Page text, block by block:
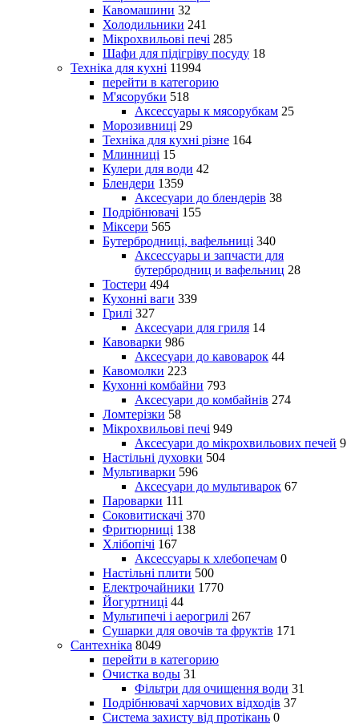
Кавомашини 32
Холодильники 241
Мікрохвильові печі 285
Шафи для підігріву посуду 18
Техніка для кухні 11994
перейти в категорию
М'ясорубки 518
Аксессуары к мясорубкам 25
Морозивниці 29
Техніка для кухні різне 164
Млинниці 15
Кулери для води 42
Блендери 1359
Аксесуари до блендерів 38
Подрібнювачі 155
Міксери 565
Бутербродниці, вафельниці 340
Аксессуары и запчасти для
бутербродниц и вафельниц 28
Тостери 494
Кухонні ваги 339
Грилі 327
Аксесуари для гриля 14
Кавоварки 986
Аксесуари до кавоварок 44
Кавомолки 223
Кухонні комбайни 793
Аксесуари до комбайнів 274
Ломтерізки 58
Мікрохвильові печі 949
Аксесуари до мікрохвильових печей 9
Настільні духовки 504
Мультиварки 596
Аксесуари до мультиварок 67
Пароварки 111
Соковитискачі 370
Фритюрниці 138
Хлібопічі 167
Аксессуары к хлебопечам 0
Настільні плити 500
Електрочайники 1770
Йогуртниці 44
Мультипечі і аерогрилі 267
Сушарки для овочів та фруктів 171
Сантехніка 8049
перейти в категорию
Очистка воды 31
Фільтри для очищення води 31
Подрібнювачі харчових відходів 37
Система захисту від протікань 0